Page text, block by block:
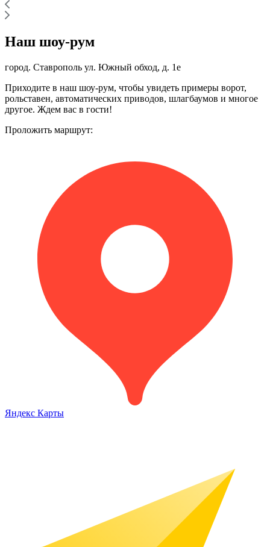
Наш шоу-рум
город. Ставрополь ул. Южный обход, д. 1е
Приходите в наш шоу-рум, чтобы увидеть примеры ворот,
рольставен, автоматических приводов, шлагбаумов и многое
другое. Ждем вас в гости!
Проложить маршрут:
Яндекс Карты